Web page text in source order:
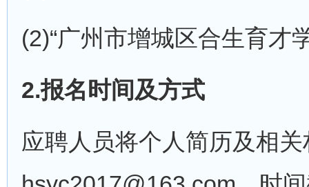
(2)“广州市增城区合生育才
2.报名时间及方式
应聘人员将个人简历及相